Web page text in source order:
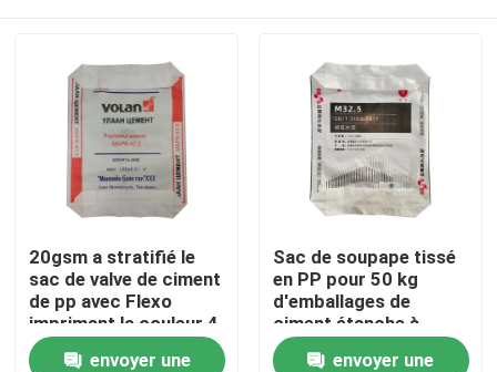
Maison
Produits
20gsm a stratifié le
sac de valve de ciment
de pp avec Flexo
imprimant la couleur 4
maximum par côté
envoyer une
Sac de soupape tissé
en PP pour 50 kg
d'emballages de
ciment étanche à
l'humidité
envoyer une